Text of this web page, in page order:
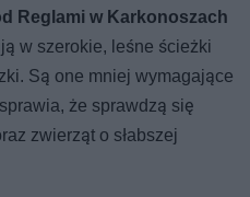
Reglami w Karkonoszach
w szerokie, leśne ścieżki
Są one mniej wymagające
że sprawdzą się
zwierząt o słabszej